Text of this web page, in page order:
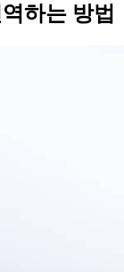
하는 방법